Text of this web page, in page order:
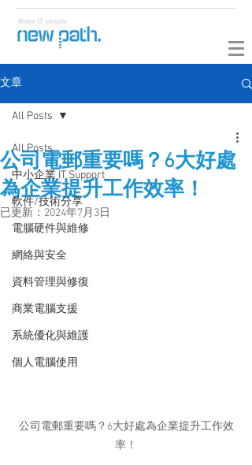
文章
All Posts
中小企業 IT Support
軟件/技術分享
電腦硬件與維修
網絡與安全
資料管理與修復
商業電腦支援
系統優化與維護
個人電腦使用
All Posts
公司電郵重要嗎？6大好處
為企業提升工作效率！
已更新： 2024年7月3日
公司電郵重要嗎？6大好處為企業提升工作效
率！